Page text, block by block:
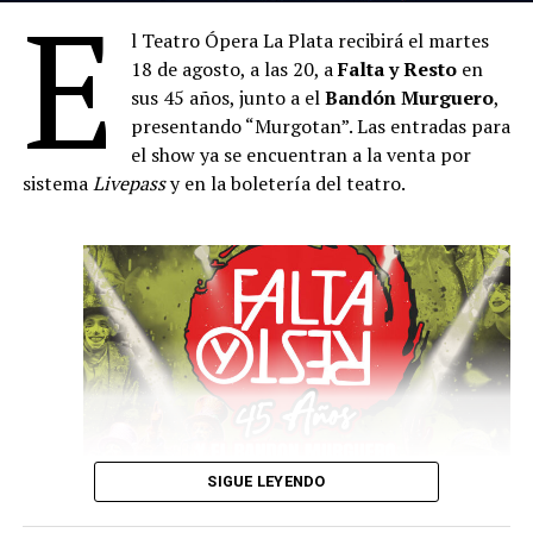
Manuela Argüello y Sebastián Gangi (interpretan la
obra de Hilda Herrera)
Sábado 26 de septiembre – a las 21
Vuela Chiringa (Torricelli – Juan Bennazar –
Trosman – Chiappero – Álvarez)
Domingo 27 de septiembre – a las
Nuevo Ciclo de Música Clásica – Elias Gurevich
Jueves 1 de octubre – a las 21
Locoto (Ale Franov – Facundo Guevara – Franco
Fontanarrosa)
Viernes 2 de octubre – a las 21
Ernesto Snajer
E
l Teatro Ópera La Plata recibirá el martes
18 de agosto, a las 20, aFalta y Resto en
sus 45 años, junto a elBandón Murguero,
presentando “Murgotan”. Las entradas para
el show ya se encuentran a la venta por
sistemaLivepassy en la boletería del teatro.
SIGUE LEYENDO